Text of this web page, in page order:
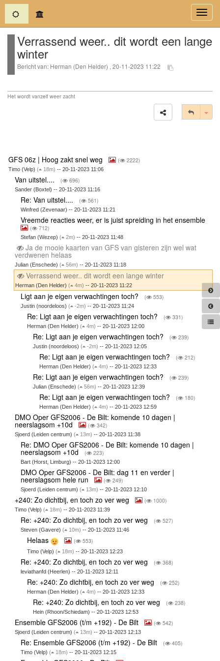
(current)
Verrassend weer.. dit wordt een lange
winter
Bericht van: Herman (Den Helder) , 20-11-2023 11:22
Het wordt vanzelf weer zacht
GFS 06z | Hoog zakt snel weg ( 2222)
Timo (Velp) ( 18m) -- 20-11-2023 11:06
Van uitstel.... ( 696)
Sander (Boxtel) -- 20-11-2023 11:16
Re: Van uitstel.... ( 561)
Winfred (Zevenaar) -- 20-11-2023 11:21
Vreemde reacties weer, er is juist spreiding in het ensemble
( 712)
Stefan (Wezep)( 2m) -- 20-11-2023 11:48
Ja de mooie kaarten van GFS van gisteren zijn wel wat
verdwenen helaas
Julian (Enschede) ( 56m) -- 20-11-2023 11:18
Verrassend weer.. dit wordt een lange winter
Herman (Den Helder) ( 4m) -- 20-11-2023 11:22
Ligt aan je eigen verwachtingen toch? ( 553)
Justin (noordeloos)( -2m) -- 20-11-2023 11:24
Re: Ligt aan je eigen verwachtingen toch? ( 331)
Herman (Den Helder) ( 4m) -- 20-11-2023 12:00
Re: Ligt aan je eigen verwachtingen toch? ( 239)
Justin (noordeloos)( -2m) -- 20-11-2023 12:05
Re: Ligt aan je eigen verwachtingen toch? ( 212)
Herman (Den Helder) ( 4m) -- 20-11-2023 12:33
Re: Ligt aan je eigen verwachtingen toch? ( 239)
Julian (Enschede)( 56m) -- 20-11-2023 12:39
Re: Ligt aan je eigen verwachtingen toch? ( 180)
Herman (Den Helder) ( 4m) -- 20-11-2023 12:59
DMO Oper GFS2006 - De Bilt: komende 10 dagen |
neerslagsom +10d ( 342)
Sjoerd (Leiden centrum) ( 13m) -- 20-11-2023 11:38
Re: DMO Oper GFS2006 - De Bilt: komende 10 dagen |
neerslagsom +10d ( 223)
Bart (Horst, Limburg) -- 20-11-2023 12:00
DMO Oper GFS2006 - De Bilt: dag 11 en verder |
neerslagsom hele run ( 249)
Sjoerd (Leiden centrum)( 13m) -- 20-11-2023 12:10
+240: Zo dichtbij, en toch zo ver weg ( 1000)
Timo (Velp) ( 18m) -- 20-11-2023 11:39
Re: +240: Zo dichtbij, en toch zo ver weg ( 527)
Steven (Gavere)( 10m) -- 20-11-2023 11:46
Helaas ( 553)
Timo (Velp) ( 18m) -- 20-11-2023 12:23
Re: +240: Zo dichtbij, en toch zo ver weg ( 368)
leviathanfd (Heerlen) -- 20-11-2023 12:11
Re: +240: Zo dichtbij, en toch zo ver weg ( 252)
Herman (Den Helder) ( 4m) -- 20-11-2023 12:33
Re: +240: Zo dichtbij, en toch zo ver weg ( 238)
Hein (Rhoon/Schiedam) -- 20-11-2023 12:53
Ensemble GFS2006 (t/m +192) - De Bilt ( 542)
Sjoerd (Leiden centrum) ( 13m) -- 20-11-2023 12:13
Re: Ensemble GFS2006 (t/m +192) - De Bilt ( 405)
Timo (Velp)( 18m) -- 20-11-2023 12:15